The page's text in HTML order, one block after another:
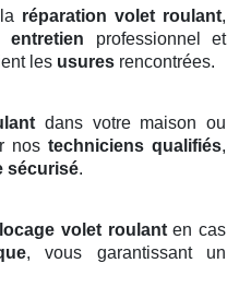
réparation volet roulant,
entretien professionnel et
les usures rencontrées.
dans votre maison ou
nos techniciens qualifiés,
sécurisé.
volet roulanten cas
, vous garantissant un